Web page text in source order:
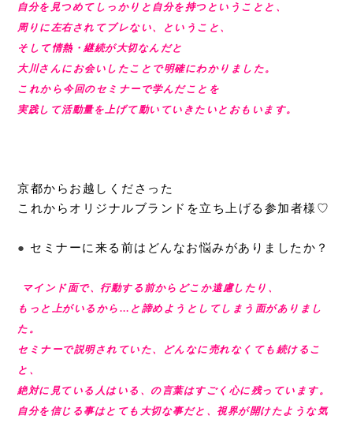
自分を見つめてしっかりと 自分を持つということと、
周りに左右されてブレない、ということ、
そして情熱・継続が大切なんだと
大川さんにお会いしたことで明確にわかりました。
これから今回のセミナーで学んだことを
実践して活動量を上げて動いていきたいとおもいます。
京都からお越しくださった
これからオリジナルブランドを立ち上げる参加者様♡
● セミナーに来る前はどんなお悩みがありましたか？
マインド面で、行動する前からどこか遠慮したり、
もっと上がいるから…と諦めようとしてしまう面がありまし
た。
セミナーで説明されていた、どんなに売れなくても続けるこ
と、
絶対に見ている人はいる、の言葉はすごく心に残っています。
自分を信じる事はとても大切な事だと、視界が開けたような気